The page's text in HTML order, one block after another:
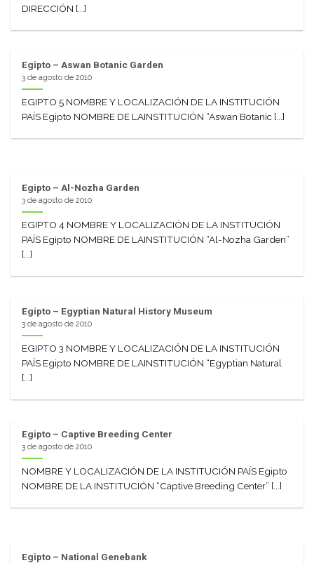
DIRECCIÓN [...]
Egipto – Aswan Botanic Garden
3 de agosto de 2010
EGIPTO 5 NOMBRE Y LOCALIZACIÓN DE LA INSTITUCIÓN
PAÍS Egipto NOMBRE DE LAINSTITUCIÓN “Aswan Botanic [...]
Egipto – Al-Nozha Garden
3 de agosto de 2010
EGIPTO 4 NOMBRE Y LOCALIZACIÓN DE LA INSTITUCIÓN
PAÍS Egipto NOMBRE DE LAINSTITUCIÓN “Al-Nozha Garden”
[...]
Egipto – Egyptian Natural History Museum
3 de agosto de 2010
EGIPTO 3 NOMBRE Y LOCALIZACIÓN DE LA INSTITUCIÓN
PAÍS Egipto NOMBRE DE LAINSTITUCIÓN “Egyptian Natural
[...]
Egipto – Captive Breeding Center
3 de agosto de 2010
NOMBRE Y LOCALIZACIÓN DE LA INSTITUCIÓN PAÍS Egipto
NOMBRE DE LA INSTITUCIÓN “Captive Breeding Center” [...]
Egipto – National Genebank